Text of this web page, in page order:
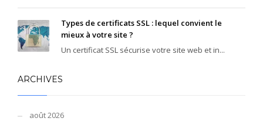
Types de certificats SSL : lequel convient le
mieux à votre site ?
Un certificat SSL sécurise votre site web et in...
ARCHIVES
août 2026